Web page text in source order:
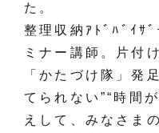
た。
整理収納ｱﾄﾞﾊﾞｲｻﾞ
ミナー講師。片付
「かたづけ隊」発
てられない”“時間
えして、みなさま